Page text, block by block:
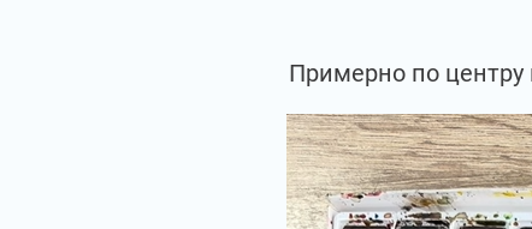
Примерно по